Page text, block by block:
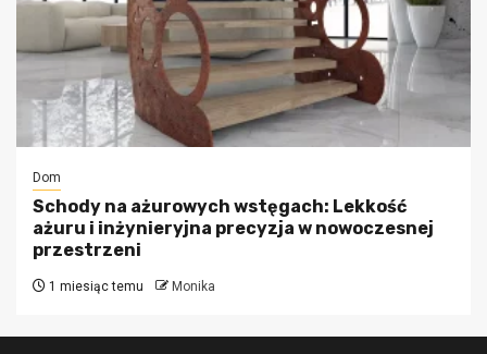
Dom
Schody na ażurowych wstęgach: Lekkość
ażuru i inżynieryjna precyzja w nowoczesnej
przestrzeni
1 miesiąc temu Monika